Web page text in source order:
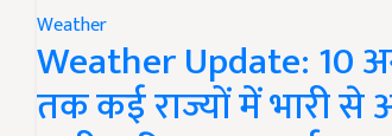
Weather
Weather Update: 10
तक कई राज्यों में भारी से